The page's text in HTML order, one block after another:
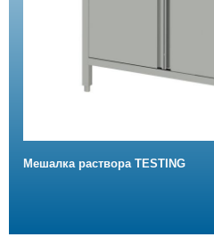
Мешалка раствора TESTING